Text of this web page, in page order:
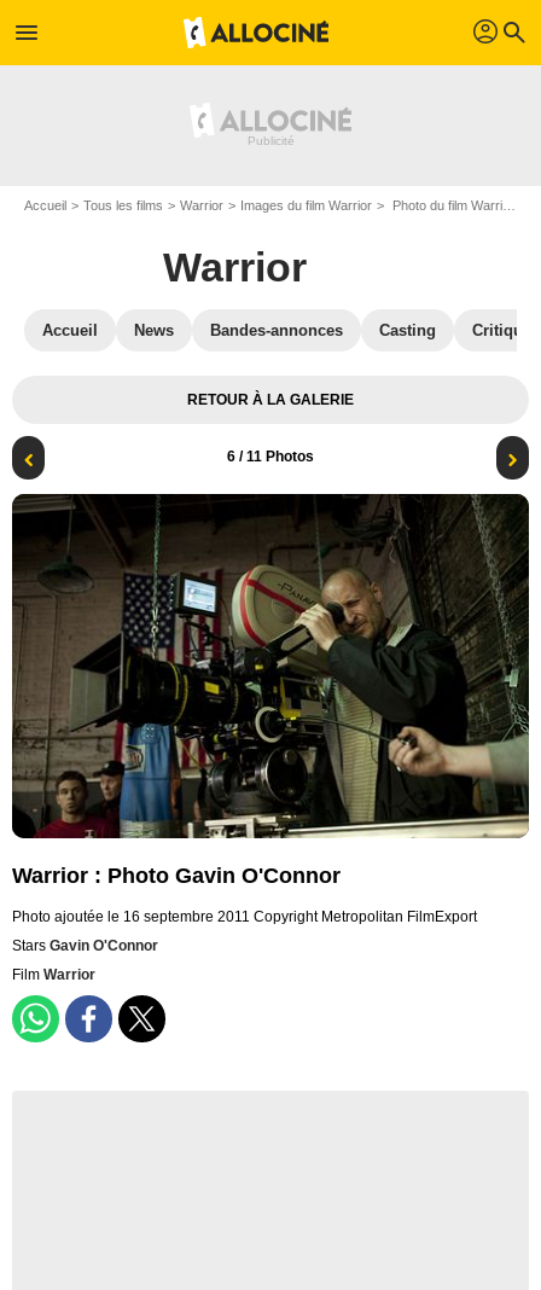
menu profil search
Accueil Tous les films Warrior Images du film Warrior Photo du film Warrior - Photo 6
Warrior
Accueil News Bandes-annonces Casting
RETOUR À LA GALERIE
6 / 11 Photos
Warrior : Photo Gavin O'Connor
Photo ajoutée le 16 septembre 2011 Copyright Metropolitan FilmExport
Stars Gavin O'Connor
Film Warrior